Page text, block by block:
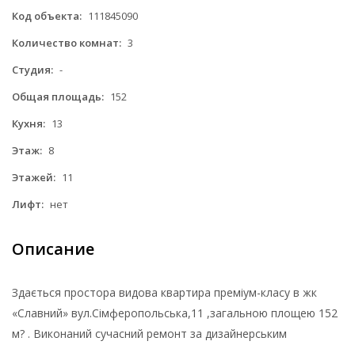
Код объекта: 111845090
Количество комнат: 3
Студия: -
Общая площадь: 152
Кухня: 13
Этаж: 8
Этажей: 11
Лифт: нет
Описание
Здається простора видова квартира преміум-класу в жк
«Славний» вул.Сімферопольська,11 ,загальною площею 152
м? . Виконаний сучасний ремонт за дизайнерським